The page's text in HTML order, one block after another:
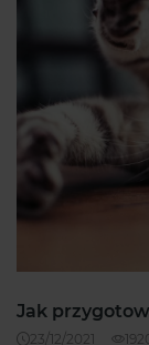
Jak
23/12/2021